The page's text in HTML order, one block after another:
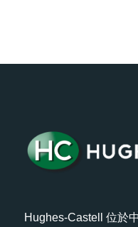
Hughes-Castell 位於